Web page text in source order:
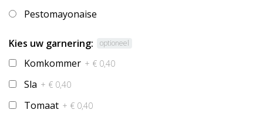
Pestomayonaise
Kies uw garnering: optioneel
Komkommer + € 0,40
Sla + € 0,40
Tomaat + € 0,40